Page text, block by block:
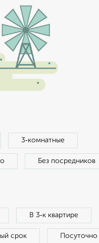
3‑комнатные
Без посредников
В 3‑к квартире
срок Посуточно